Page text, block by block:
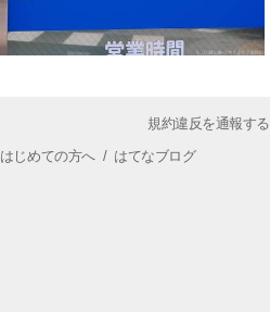
規約違反を通報する
はじめての方へ/ はてなブログ